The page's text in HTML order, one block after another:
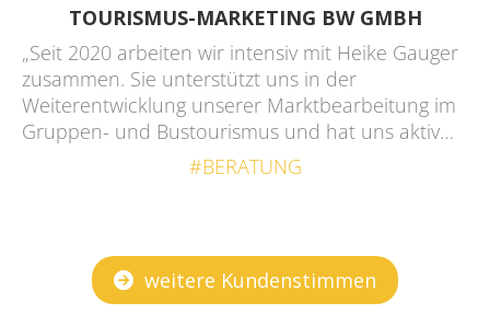
TOURISMUS-MARKETING BW GMBH
„Seit 2020 arbeiten wir intensiv mit Heike Gauger
zusammen. Sie unterstützt uns in der
Weiterentwicklung unserer Marktbearbeitung im
Gruppen- und Bustourismus und hat uns aktiv…
#BERATUNG
weitere Kundenstimmen